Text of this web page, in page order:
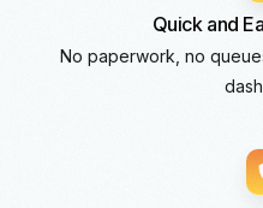
Quick and
No paperwork, no